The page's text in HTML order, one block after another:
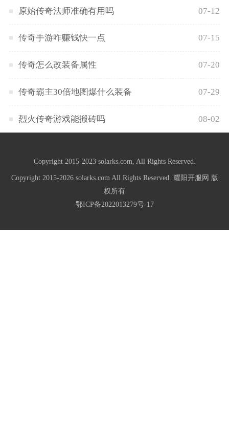
原始传奇法师准确有用吗 07-12
传奇手游咋赚钱快一点 07-15
传奇怎么改装备属性 07-20
传奇霸主30倍地图爆什么装备 07-29
烈火传奇游戏能搬砖吗 08-02
Copyright 2015-2023 solarks.com, All Rights Reserved.
Copyright 2015-2026 solarks.com All Rights Reserved. 耀阳开服网 版
权所有
鄂ICP备2022013279号-17